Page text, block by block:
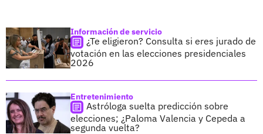
Información de servicio
¿Te eligieron? Consulta si eres jurado de
votación en las elecciones presidenciales
2026
Entretenimiento
Astróloga suelta predicción sobre
elecciones; ¿Paloma Valencia y Cepeda a
segunda vuelta?